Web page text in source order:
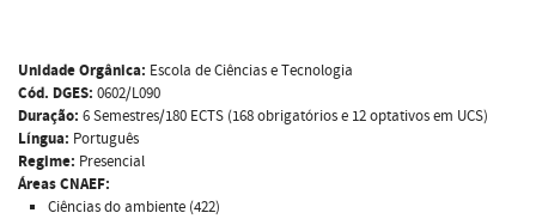
Unidade Orgânica: Escola de Ciências e Tecnologia
Cód. DGES: 0602/L090
Duração: 6 Semestres/180 ECTS (168 obrigatórios e 12 optativos em UCS)
Língua: Português
Regime: Presencial
Áreas CNAEF:
Ciências do ambiente (422)